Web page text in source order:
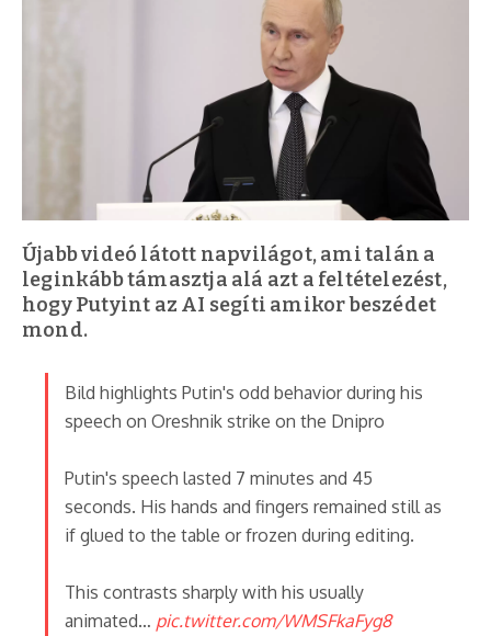
Újabb videó látott napvilágot, ami talán a
leginkább támasztja alá azt a feltételezést,
hogy Putyint az AI segíti amikor beszédet
mond.
Bild highlights Putin's odd behavior during his
speech on Oreshnik strike on the Dnipro
Putin's speech lasted 7 minutes and 45
seconds. His hands and fingers remained still as
if glued to the table or frozen during editing.
This contrasts sharply with his usually
animated… pic.twitter.com/WMSFkaFyg8